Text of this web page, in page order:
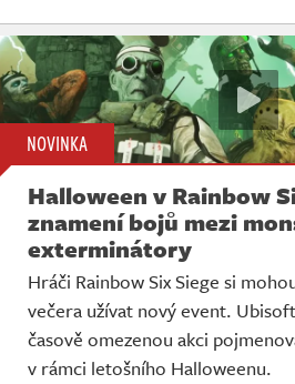
NOVINKA
Halloween v Rainbow
znamení bojů mezi
exterminátory
Hráči Rainbow Six Siege si
večera užívat nový event.
časově omezenou akci
v rámci letošního Halloweenu.